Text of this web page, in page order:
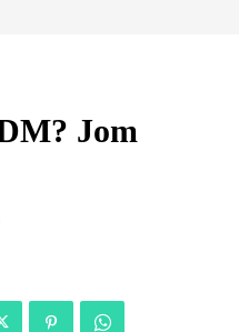
Jom